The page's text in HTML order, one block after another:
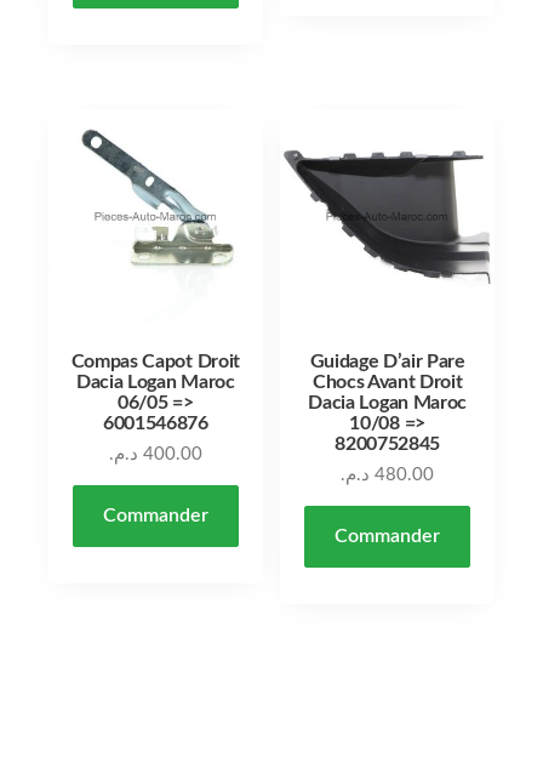
Compas Capot Droit
Dacia Logan Maroc
06/05 =>
6001546876
400.00 د.م.
Commander
Guidage D’air Pare
Chocs Avant Droit
Dacia Logan Maroc
10/08 =>
8200752845
480.00 د.م.
Commander